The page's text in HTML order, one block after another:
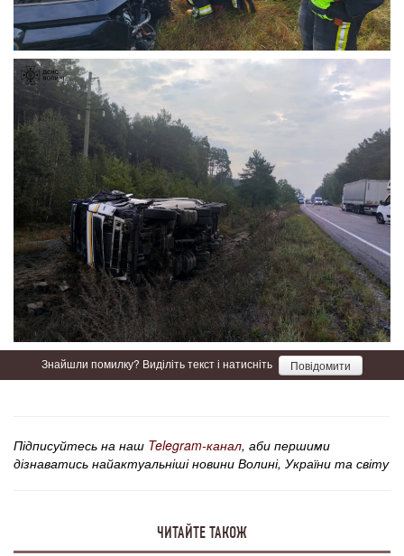
Знайшли помилку? Виділіть текст і натисніть Повідомити
Підписуйтесь на наш Telegram-канал, аби першими
дізнаватись найактуальніші новини Волині, України та світу
ЧИТАЙТЕ ТАКОЖ